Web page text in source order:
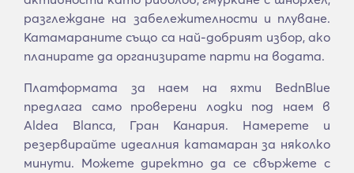
разглеждане на забележителности и плуване.
Катамараните също са най-добрият избор, ако
планирате да организирате парти на водата.
Платформата за наем на яхти BednBlue
предлага само проверени лодки под наем в
Aldea Blanca, Гран Канария. Намерете и
резервирайте идеалния катамаран за няколко
минути. Можете директно да се свържете с